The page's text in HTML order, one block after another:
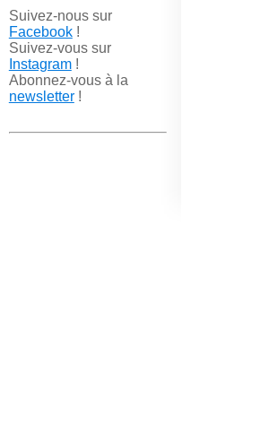
Suivez-nous sur
Facebook!
Suivez-vous sur
Instagram!
Abonnez-vous à la
newsletter!